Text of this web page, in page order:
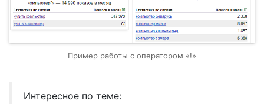
Пример работы с оператором «!»
Интересное по теме: